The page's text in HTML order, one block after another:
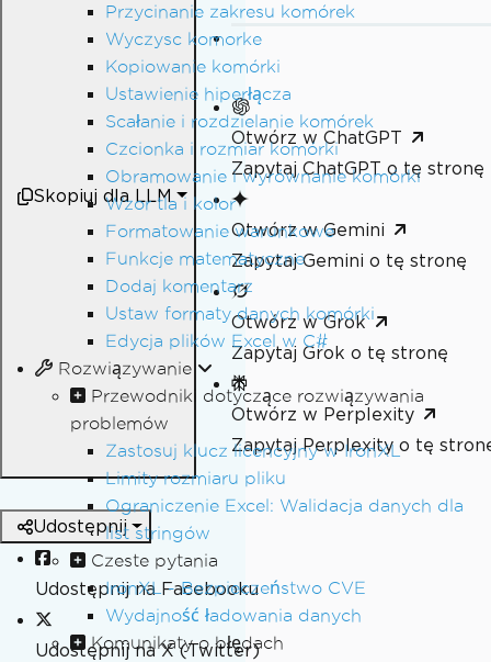
Przycinanie zakresu komórek
Wyczysc komorke
Kopiowanie komórki
Ustawienie hiperłącza
Scałanie i rozdzielanie komórek
Czcionka i rozmiar komórki
Obramowanie i wyrównanie komórki
Wzor tla i kolor
Formatowanie warunkowe
Funkcje matematyczne
Dodaj komentarz
Ustaw formaty danych komórki
Edycja plików Excel w C#
Rozwiązywanie
Przewodniki dotyczące rozwiązywania
problemów
Zastosuj klucz licencyjny w IronXL
Limity rozmiaru pliku
Ograniczenie Excel: Walidacja danych dla
list stringów
Czeste pytania
IronXL - Bezpieczeństwo CVE
Wydajność ładowania danych
Komunikaty o błędach
Skopiuj dla LLM
Otwórz w ChatGPT
Zapytaj ChatGPT o tę stronę
Otwórz w Gemini
Zapytaj Gemini o tę stronę
Otwórz w Grok
Zapytaj Grok o tę stronę
Otwórz w Perplexity
Zapytaj Perplexity o tę
Udostępnij
Udostępnij na Facebooku
Udostępnij na X (Twitter)